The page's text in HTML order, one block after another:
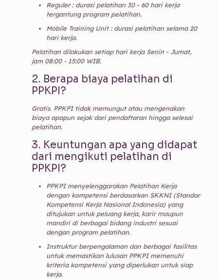
Reguler : durasi pelatihan 30 - 60 hari kerja
tergantung program pelatihan.
Mobile Training Unit : durasi pelatihan selama 20
hari kerja.
Pelatihan dilakukan setiap hari kerja Senin - Jumat,
jam 08:00 - 15:00 WIB.
2. Berapa biaya pelatihan di
PPKPI?
Gratis. PPKPI tidak memungut atau mengenakan
biaya apapun sejak dari pendaftaran hingga selesai
pelatihan.
3. Keuntungan apa yang didapat
dari mengikuti pelatihan di
PPKPI?
PPKPI menyelenggarakan Pelatihan Kerja
dengan kompetensi berdasarkan SKKNI (Standar
Kompetensi Kerja Nasional Indonesia) yang
ditujukan untuk peluang kerja, karir maupun
mandiri di berbagai bidang industri sesuai
dengan program pelatihan.
Instruktur berpengalaman dan berbagai fasilitas
untuk memastikan lulusan PPKPI memenuhi
kriteria kompetensi yang diperlukan untuk siap
kerja.